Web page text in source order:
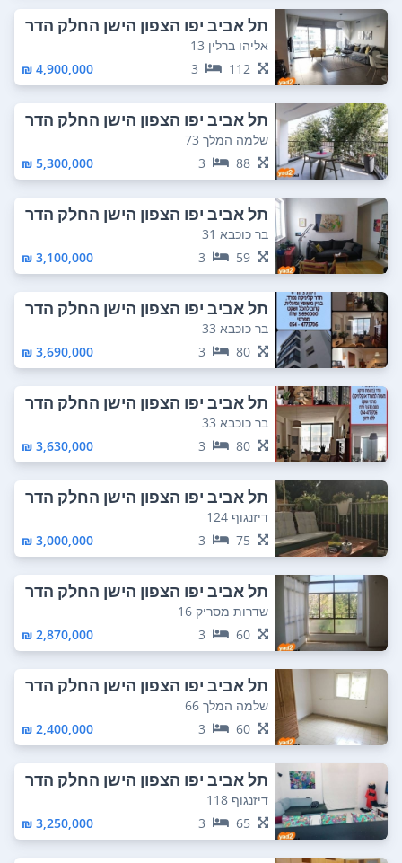
תל אביב יפו הצפון הישן החלק הדר
ום מזרחי
אליהו ברלין 13
112
3
4,900,000 ₪
תל אביב יפו הצפון הישן החלק הדר
ום מזרחי
שלמה המלך 73
88
3
5,300,000 ₪
תל אביב יפו הצפון הישן החלק הדר
ום מזרחי
בר כוכבא 31
59
3
3,100,000 ₪
תל אביב יפו הצפון הישן החלק הדר
ום מזרחי
בר כוכבא 33
80
3
3,690,000 ₪
תל אביב יפו הצפון הישן החלק הדר
ום מזרחי
בר כוכבא 33
80
3
3,630,000 ₪
תל אביב יפו הצפון הישן החלק הדר
ום מזרחי
דיזנגוף 124
75
3
3,000,000 ₪
תל אביב יפו הצפון הישן החלק הדר
ום מזרחי
שדרות מסריק 16
60
3
2,870,000 ₪
תל אביב יפו הצפון הישן החלק הדר
ום מזרחי
שלמה המלך 66
60
3
2,400,000 ₪
תל אביב יפו הצפון הישן החלק הדר
ום מזרחי
דיזנגוף 118
65
3
3,250,000 ₪